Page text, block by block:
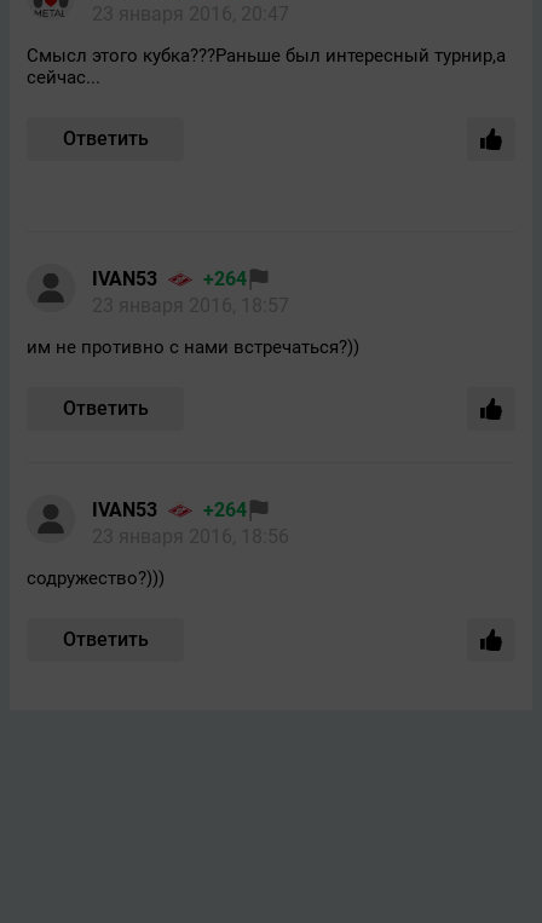
Смысл этого кубка???Раньше был интересный турнир,а
сейчас...
Ответить
IVAN53
+264
им не противно с нами встречаться?))
Ответить
IVAN53
+264
содружество?)))
Ответить